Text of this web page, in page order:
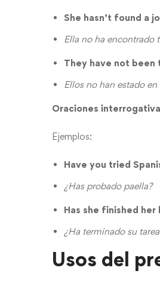
She hasn’t found a
Ella no ha encontrado
They have not been
Ellos no han estado en
Oraciones
Ejemplos:
Have you tried
¿Has probado paella?
Has she finished her
¿Ha terminado su
Usos del